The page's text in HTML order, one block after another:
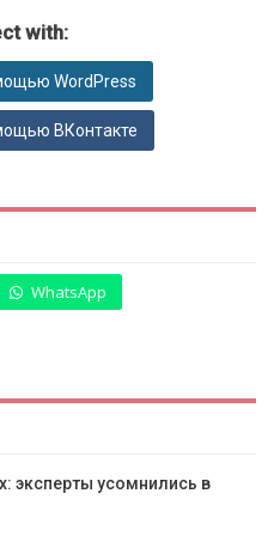
with:
WordPress
ВКонтакте
WhatsApp
эксперты усомнились в